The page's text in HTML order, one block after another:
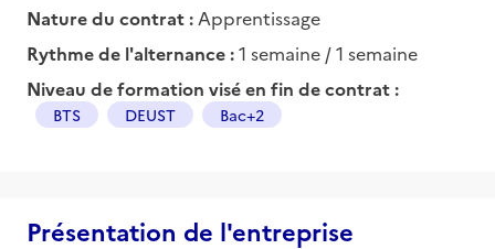
Nature du contrat : Apprentissage
Rythme de l'alternance :1 semaine / 1 semaine
Niveau de formation visé en fin de contrat :
BTS DEUST Bac+2
Présentation de l'entreprise